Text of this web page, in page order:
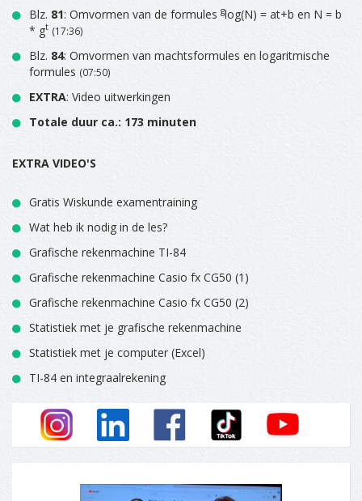
Blz. 81: Omvormen van de formules glog(N) = at+b en N = b
* gt (17:36)
Blz. 84: Omvormen van machtsformules en logaritmische
formules (07:50)
EXTRA: Video uitwerkingen
Totale duur ca.: 173 minuten
EXTRA VIDEO'S
Gratis Wiskunde examentraining
Wat heb ik nodig in de les?
Grafische rekenmachine TI-84
Grafische rekenmachine Casio fx CG50 (1)
Grafische rekenmachine Casio fx CG50 (2)
Statistiek met je grafische rekenmachine
Statistiek met je computer (Excel)
TI-84 en integraalrekening